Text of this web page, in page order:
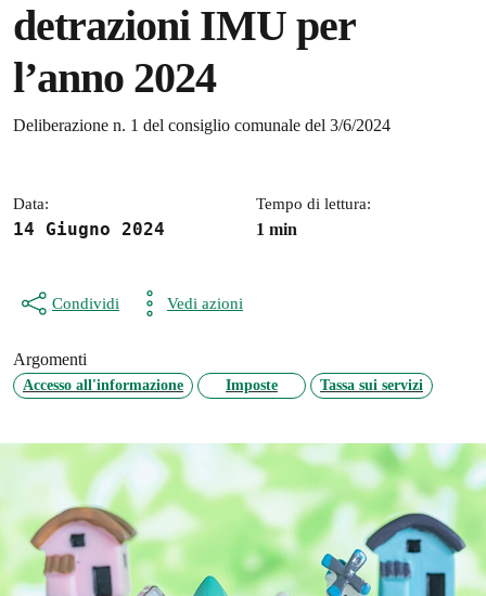
detrazioni IMU per
l’anno 2024
Dettagli della notizia
Deliberazione n. 1 del consiglio comunale del 3/6/2024
Data:
14 Giugno 2024
Tempo di lettura:
1 min
Condividi Vedi azioni
Argomenti
Accesso all'informazione Imposte Tassa sui servizi